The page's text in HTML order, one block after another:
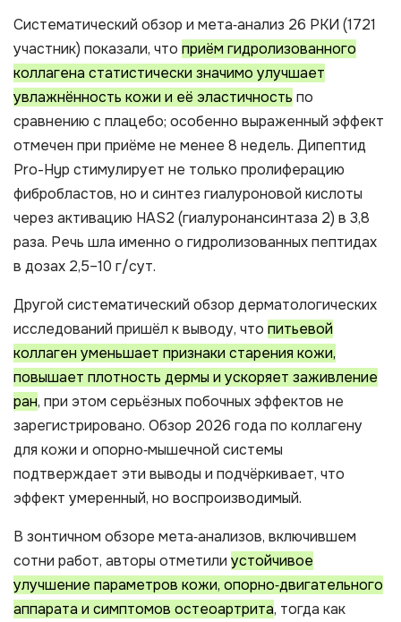
Систематический обзор и мета‑анализ 26 РКИ (1721
участник) показали, что приём гидролизованного
коллагена статистически значимо улучшает
увлажнённость кожи и её эластичность по
сравнению с плацебо; особенно выраженный эффект
отмечен при приёме не менее 8 недель. Дипептид
Pro-Hyp стимулирует не только пролиферацию
фибробластов, но и синтез гиалуроновой кислоты
через активацию HAS2 (гиалуронансинтаза 2) в 3,8
раза. Речь шла именно о гидролизованных пептидах
в дозах 2,5–10 г/сут.
Другой систематический обзор дерматологических
исследований пришёл к выводу, что питьевой
коллаген уменьшает признаки старения кожи,
повышает плотность дермы и ускоряет заживление
ран, при этом серьёзных побочных эффектов не
зарегистрировано. Обзор 2026 года по коллагену
для кожи и опорно‑мышечной системы
подтверждает эти выводы и подчёркивает, что
эффект умеренный, но воспроизводимый.
В зонтичном обзоре мета‑анализов, включившем
сотни работ, авторы отметили устойчивое
улучшение параметров кожи, опорно‑двигательного
аппарата и симптомов остеоартрита, тогда как